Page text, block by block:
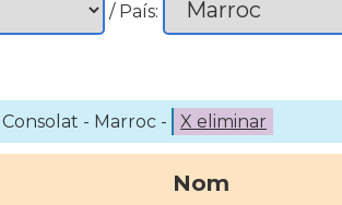
/ País:
- Marroc - X eliminar
Nom